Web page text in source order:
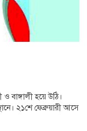
বাঙ্গালী হয়ে উঠি।
২১শে ফেব্রুয়ারী আসে